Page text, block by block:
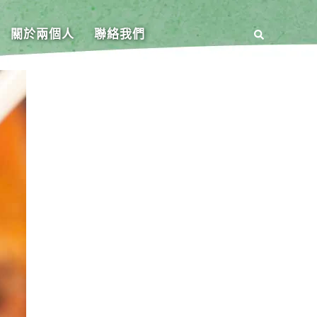
關於兩個人 聯絡我們